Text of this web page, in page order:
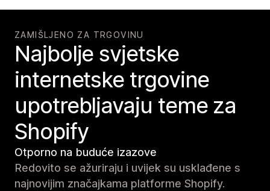
ZAMIŠLJENO ZA TRGOVINU
Najbolje svjetske
internetske trgovine
upotrebljavaju teme za
Shopify
Otporno na buduće izazove
Redovito se ažuriraju i uvijek su usklađene s
najnovijim značajkama platforme Shopify.